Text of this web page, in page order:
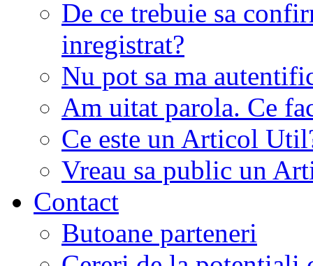
De ce trebuie sa
inregistrat?
Nu pot sa ma
Am uitat parola. Ce
Ce este un Articol
Vreau sa public un
Contact
Butoane parteneri